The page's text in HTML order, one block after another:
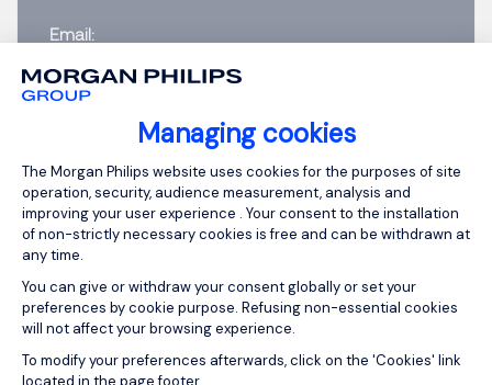
Managing cookies
Consent Management Platform:
The Morgan Philips website uses cookies for the purposes of site
operation, security, audience measurement, analysis and
improving your user experience . Your consent to the installation
of non-strictly necessary cookies is free and can be withdrawn at
any time.
You can give or withdraw your consent globally or set your
preferences by cookie purpose. Refusing non-essential cookies
will not affect your browsing experience.
To modify your preferences afterwards, click on the 'Cookies' link
Email
Please enter your email address.
Create job alert